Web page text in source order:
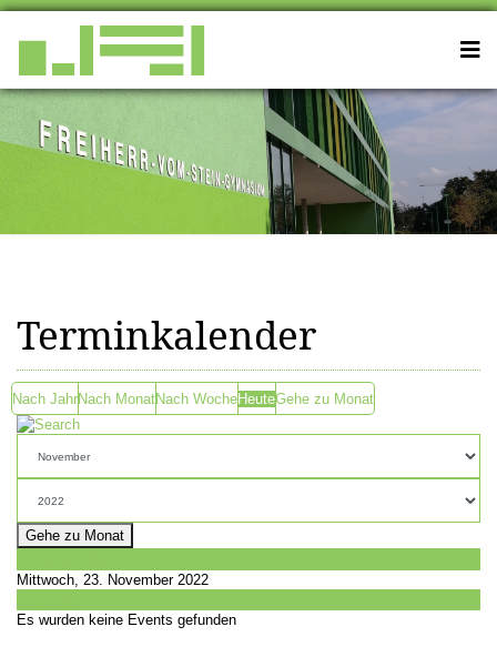
Terminkalender
Nach JahrNach MonatNach WocheHeuteGehe zu Monat
Gehe zu Monat
Mittwoch, 23. November 2022
Es wurden keine Events gefunden